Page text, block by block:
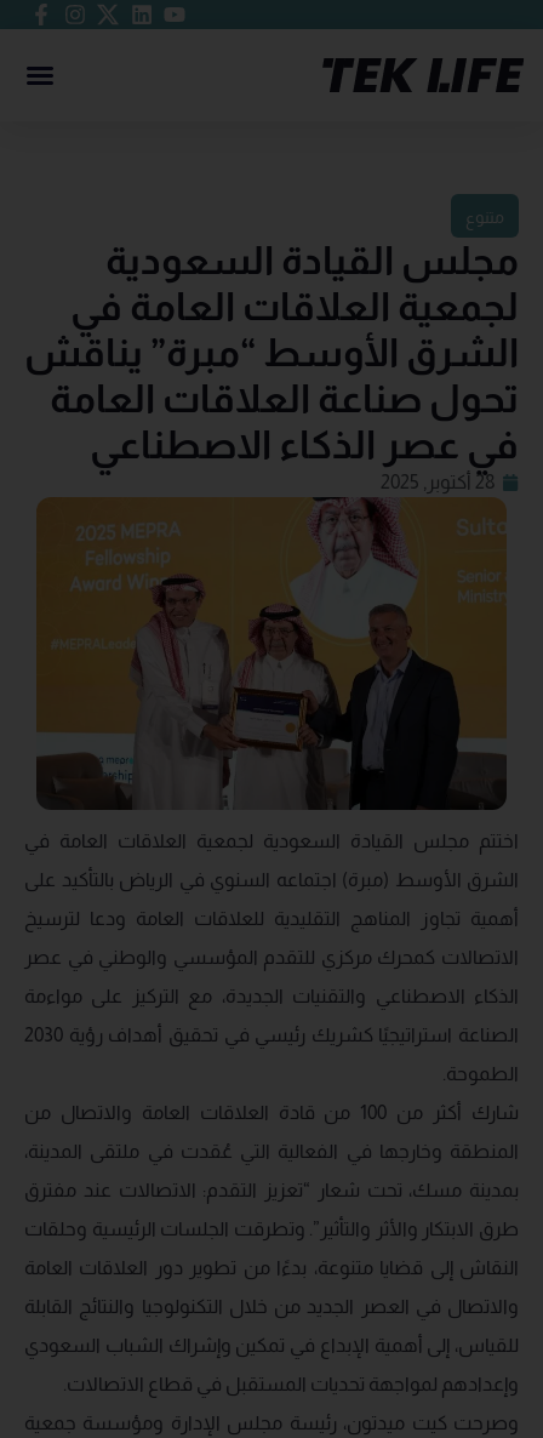
متنوع
مجلس القيادة السعودية
لجمعية العلاقات العامة في
الشرق الأوسط “مبرة” يناقش
تحول صناعة العلاقات العامة
في عصر الذكاء الاصطناعي
28 أكتوبر, 2025
اختتم مجلس القيادة السعودية لجمعية العلاقات العامة في
الشرق الأوسط (مبرة) اجتماعه السنوي في الرياض بالتأكيد على
أهمية تجاوز المناهج التقليدية للعلاقات العامة ودعا لترسيخ
الاتصالات كمحرك مركزي للتقدم المؤسسي والوطني في عصر
الذكاء الاصطناعي والتقنيات الجديدة، مع التركيز على مواءمة
الصناعة استراتيجيًا كشريك رئيسي في تحقيق أهداف رؤية 2030
الطموحة.
شارك أكثر من 100 من قادة العلاقات العامة والاتصال من
المنطقة وخارجها في الفعالية التي عُقدت في ملتقى المدينة،
بمدينة مسك، تحت شعار “تعزيز التقدم: الاتصالات عند مفترق
طرق الابتكار والأثر والتأثير”. وتطرقت الجلسات الرئيسية وحلقات
النقاش إلى قضايا متنوعة، بدءًا من تطوير دور العلاقات العامة
والاتصال في العصر الجديد من خلال التكنولوجيا والنتائج القابلة
للقياس، إلى أهمية الإبداع في تمكين وإشراك الشباب السعودي
وإعدادهم لمواجهة تحديات المستقبل في قطاع الاتصالات.
وصرحت كيت ميدتون، رئيسة مجلس الإدارة ومؤسسة جمعية